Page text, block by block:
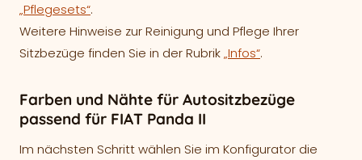
„Pflegesets“.
Weitere Hinweise zur Reinigung und Pflege Ihrer
Sitzbezüge finden Sie in der Rubrik„Infos“.
Farben und Nähte für Autositzbezüge
passend für FIAT Panda II
Im nächsten Schritt wählen Sie im Konfigurator die